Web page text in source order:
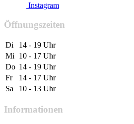
Instagram
Öffnungszeiten
Di
14 - 19 Uhr
Mi
10 - 17 Uhr
Do 14 - 19 Uhr
Fr
14 - 17 Uhr
Sa
10 - 13 Uhr
Informationen